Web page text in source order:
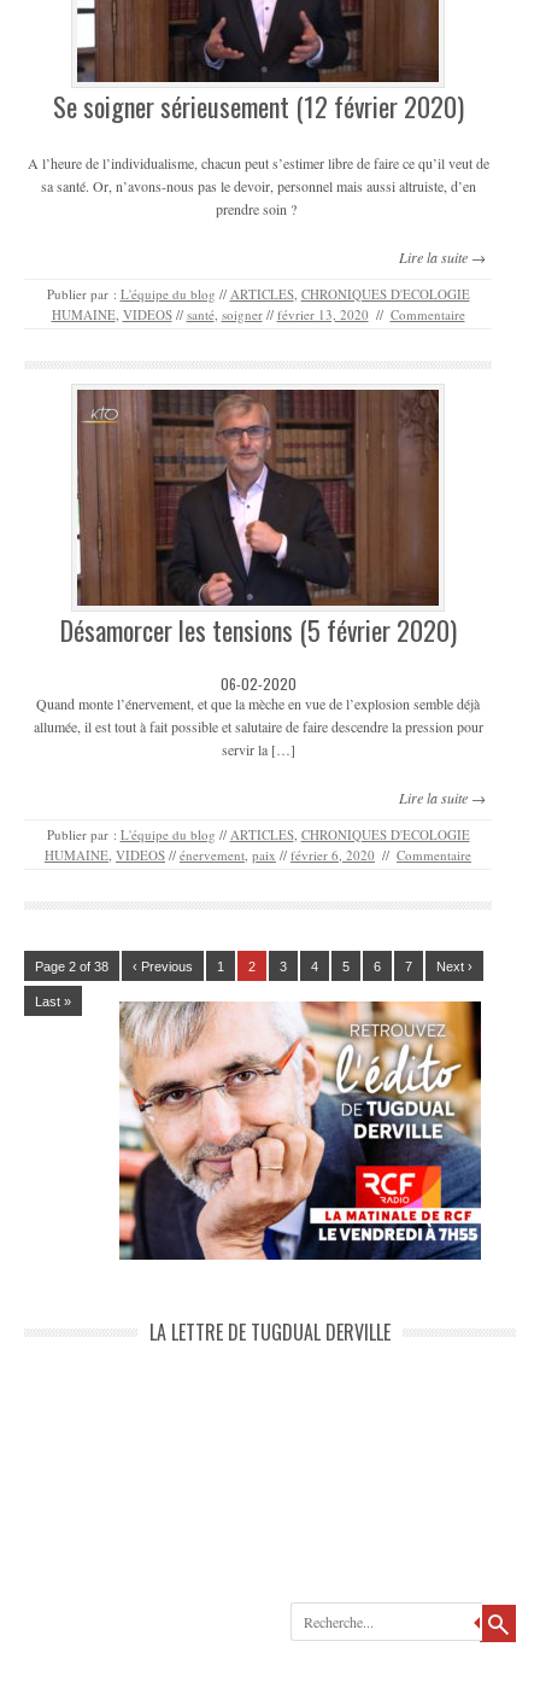
Se soigner sérieusement (12 février 2020)
A l’heure de l’individualisme, chacun peut s’estimer libre de faire ce qu’il veut de
sa santé. Or, n’avons-nous pas le devoir, personnel mais aussi altruiste, d’en
prendre soin ?
Lire la suite →
Publier par : L'équipe du blog // ARTICLES, CHRONIQUES D'ECOLOGIE
HUMAINE, VIDEOS // santé, soigner // février 13, 2020 // Commentaire
Désamorcer les tensions (5 février 2020)
06-02-2020
Quand monte l’énervement, et que la mèche en vue de l’explosion semble déjà
allumée, il est tout à fait possible et salutaire de faire descendre la pression pour
servir la […]
Lire la suite →
Publier par : L'équipe du blog // ARTICLES, CHRONIQUES D'ECOLOGIE
HUMAINE VIDEOS // énervement paix // février 6, 2020 // Commentaire
Page 2 of 38 ‹ Previous 1 2 3 4 5 6 7 Next ›
Last »
LA LETTRE DE TUGDUAL DERVILLE
Recherche